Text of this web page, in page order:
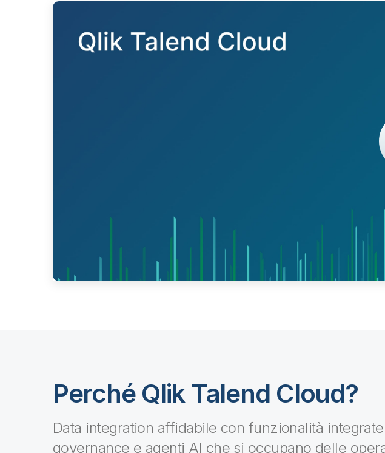
Perché Qlik Talend Cloud?
Data integration affidabile con funzionalità
governance e agenti AI che si occupano delle